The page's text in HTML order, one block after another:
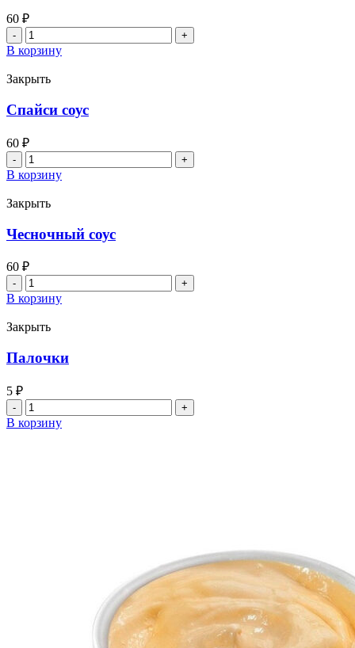
60 ₽
Количество
товара
Ореховый
соус
В корзину
Закрыть
Спайси соус
60 ₽
Количество
товара
Спайси
соус
В корзину
Закрыть
Чесночный соус
60 ₽
Количество
товара
Чесночный
соус
В корзину
Закрыть
Палочки
5 ₽
Количество
товара
Палочки
В корзину